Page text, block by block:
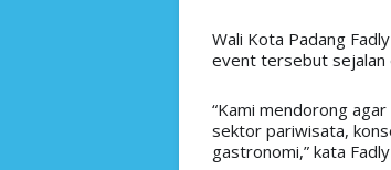
Wali Kota Padang
event tersebut sejalan
“Kami mendorong
sektor pariwisata,
gastronomi,” kata